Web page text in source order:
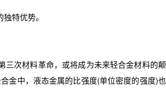
特优势。
次材料革命，或将成为未来轻合金材料的颠
金中，液态金属的比强度(单位密度的强度)也